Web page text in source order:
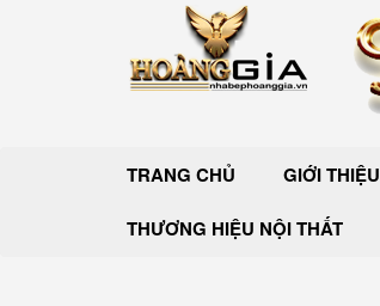
TRANG CHỦ GIỚI THIỆU
THƯƠNG HIỆU NỘI THẤT